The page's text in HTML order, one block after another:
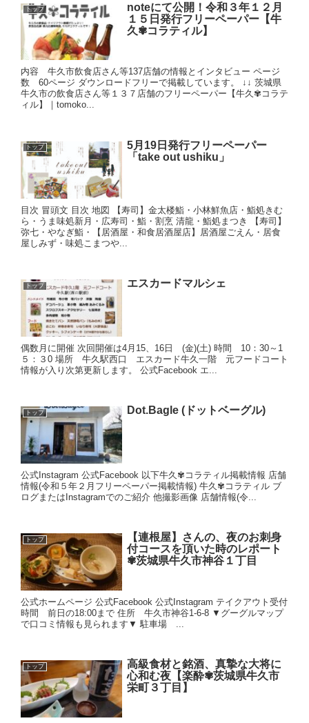
トップ
noteにて公開！令和３年１２月
１５日発行フリーペーパー【牛
久✾コラティル】
内容 牛久市飲食店さん等137店舗の情報とインタビュー ページ
数 60ページ ダウンロードフリーで掲載しています。 ↓↓ 茨城県
牛久市の飲食店さん等１３７店舗のフリーペーパー【牛久✾コラテ
ィル】｜tomoko...
トップ
5月19日発行フリーペーパー
「take out ushiku」
目次 冒頭文 目次 地図 【寿司】金太楼鮨・小林鮮魚店・鮨処きむ
ら・うま味処新月・広寿司・鮨・割烹 清龍・鮨処まつき 【寿司】
弥七・やなぎ鮨・【居酒屋・和食居酒屋店】居酒屋ごえん・居食
屋しみず・味処こまつや...
トップ エスカードマルシェ
偶数月に開催 次回開催は4月15、16日 (金)(土) 時間 10：30～1
５：３0 場所 牛久駅西口 エスカード牛久一階 元フードコート
情報が入り次第更新します。 公式Facebook エ...
トップ Dot.Bagle (ドットベーグル)
公式Instagram 公式Facebook 以下牛久✾コラティル掲載情報 店舗
情報(令和５年２月フリーペーパー掲載情報) 牛久✾コラティル ブ
ログまたはInstagramでのご紹介 他撮影画像 店舗情報(令...
トップ
【連根屋】さんの、夜のお刺身
付コースを頂いた時のレポート
✾茨城県牛久市神谷１丁目
公式ホームページ 公式Facebook 公式Instagram テイクアウト受付
時間 前日の18:00まで 住所 牛久市神谷1-6-8 ▼グーグルマップ
で口コミ情報も見られます▼ 駐車場 ...
トップ
高級食材と銘酒、真摯な大将に
心和む夜【楽酔✾茨城県牛久市
栄町３丁目】